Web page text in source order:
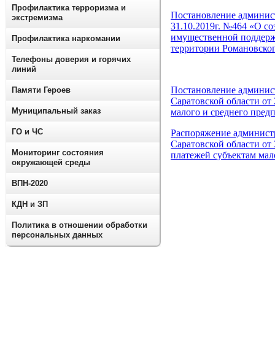
Постановление
31.10.2019г. №464 «О
имущественной
территории
Постановление
Саратовской области
малого и среднего
Распоряжение
Саратовской области
платежей субъектам
Профилактика терроризма и
экстремизма
Профилактика наркомании
Телефоны доверия и горячих
линий
Памяти Героев
Муниципальный заказ
ГО и ЧС
Мониторинг состояния
окружающей среды
ВПН-2020
КДН и ЗП
Политика в отношении обработки
персональных данных